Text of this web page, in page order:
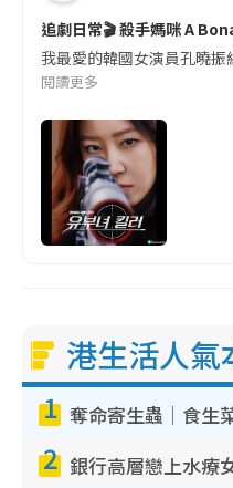
追劇日常🎬 殺手媽咪 A
我最愛的韓國女演員孔曉
閱讀更多
港生活人氣
1
2